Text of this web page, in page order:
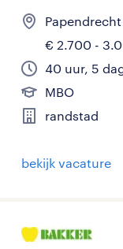
Papendrecht
€ 2.700 -
40 uur, 5
MBO
randstad
bekijk vacature